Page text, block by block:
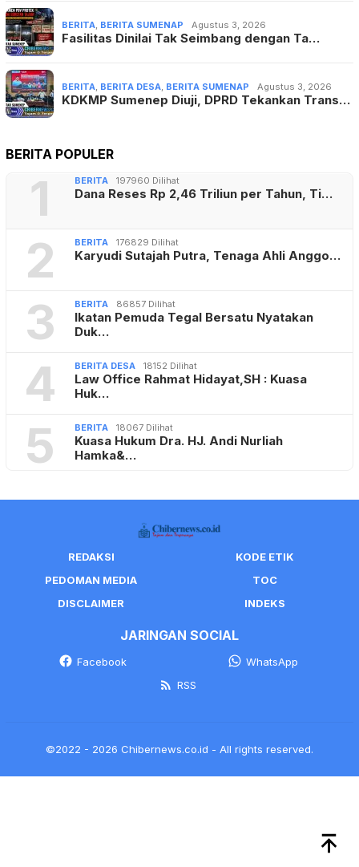
BERITA, BERITA SUMENAP Agustus 3, 2026
Fasilitas Dinilai Tak Seimbang dengan Ta…
BERITA, BERITA DESA, BERITA SUMENAP Agustus 3, 2026
KDKMP Sumenep Diuji, DPRD Tekankan Trans…
BERITA POPULER
1 BERITA 197960 Dilihat
Dana Reses Rp 2,46 Triliun per Tahun, Ti…
2 BERITA 176829 Dilihat
Karyudi Sutajah Putra, Tenaga Ahli Anggo…
3 BERITA 86857 Dilihat
Ikatan Pemuda Tegal Bersatu Nyatakan
Duk…
4 BERITA DESA 18152 Dilihat
Law Office Rahmat Hidayat,SH : Kuasa
Huk…
5 BERITA 18067 Dilihat
Kuasa Hukum Dra. HJ. Andi Nurliah
Hamka&…
REDAKSI
KODE ETIK
PEDOMAN MEDIA
TOC
DISCLAIMER
INDEKS
JARINGAN SOCIAL
Facebook
WhatsApp
RSS
©2022 - 2026 Chibernews.co.id - All rights reserved.